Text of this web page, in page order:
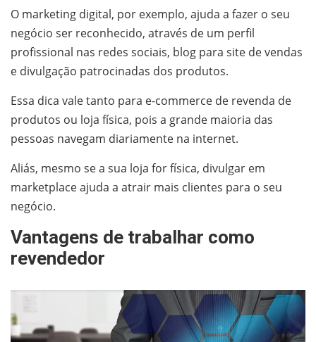
O marketing digital, por exemplo, ajuda a fazer o seu
negócio ser reconhecido, através de um perfil
profissional nas redes sociais, blog para site de vendas
e divulgação patrocinadas dos produtos.
Essa dica vale tanto para e-commerce de revenda de
produtos ou loja física, pois a grande maioria das
pessoas navegam diariamente na internet.
Aliás, mesmo se a sua loja for física, divulgar em
marketplace ajuda a atrair mais clientes para o seu
negócio.
Vantagens de trabalhar como
revendedor